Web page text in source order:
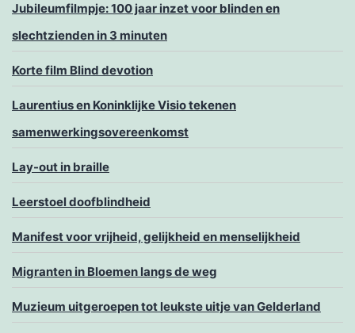
Jubileumfilmpje: 100 jaar inzet voor blinden en
slechtzienden in 3 minuten
Korte film Blind devotion
Laurentius en Koninklijke Visio tekenen
samenwerkingsovereenkomst
Lay-out in braille
Leerstoel doofblindheid
Manifest voor vrijheid, gelijkheid en menselijkheid
Migranten in Bloemen langs de weg
Muzieum uitgeroepen tot leukste uitje van Gelderland